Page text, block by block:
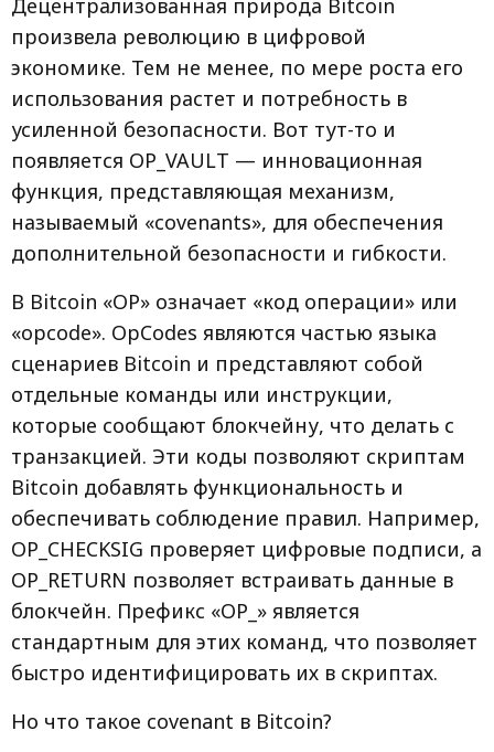
Децентрализованная природа Bitcoin
произвела революцию в цифровой
экономике. Тем не менее, по мере роста его
использования растет и потребность в
усиленной безопасности. Вот тут-то и
появляется OP_VAULT — инновационная
функция, представляющая механизм,
называемый «covenants», для обеспечения
дополнительной безопасности и гибкости.
В Bitcoin «OP» означает «код операции» или
«opcode». OpCodes являются частью языка
сценариев Bitcoin и представляют собой
отдельные команды или инструкции,
которые сообщают блокчейну, что делать с
транзакцией. Эти коды позволяют скриптам
Bitcoin добавлять функциональность и
обеспечивать соблюдение правил. Например,
OP_CHECKSIG проверяет цифровые подписи, а
OP_RETURN позволяет встраивать данные в
блокчейн. Префикс «OP_» является
стандартным для этих команд, что позволяет
быстро идентифицировать их в скриптах.
Но что такое covenant в Bitcoin?